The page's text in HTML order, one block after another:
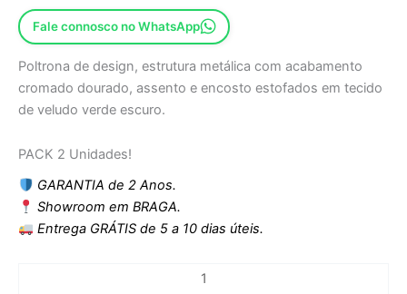
Fale connosco no WhatsApp
Poltrona de design, estrutura metálica com acabamento
cromado dourado, assento e encosto estofados em tecido
de veludo verde escuro.
PACK 2 Unidades!
GARANTIA de 2 Anos.
Showroom em BRAGA.
Entrega GRÁTIS de 5 a 10 dias úteis.